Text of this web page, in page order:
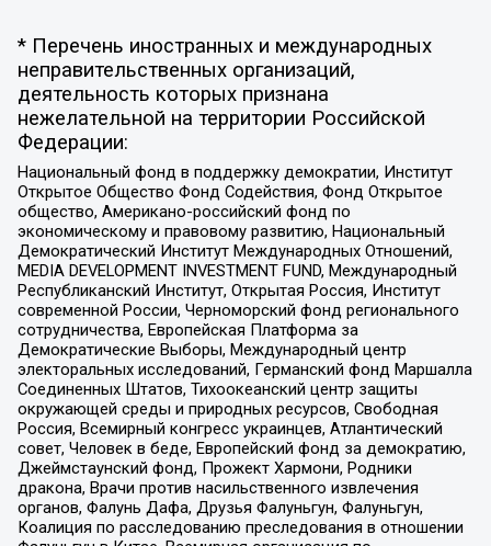
* Перечень иностранных и международных
неправительственных организаций,
деятельность которых признана
нежелательной на территории Российской
Федерации:
Национальный фонд в поддержку демократии, Институт
Открытое Общество Фонд Содействия, Фонд Открытое
общество, Американо-российский фонд по
экономическому и правовому развитию, Национальный
Демократический Институт Международных Отношений,
MEDIA DEVELOPMENT INVESTMENT FUND, Международный
Республиканский Институт, Открытая Россия, Институт
современной России, Черноморский фонд регионального
сотрудничества, Европейская Платформа за
Демократические Выборы, Международный центр
электоральных исследований, Германский фонд Маршалла
Соединенных Штатов, Тихоокеанский центр защиты
окружающей среды и природных ресурсов, Свободная
Россия, Всемирный конгресс украинцев, Атлантический
совет, Человек в беде, Европейский фонд за демократию,
Джеймстаунский фонд, Прожект Хармони, Родники
дракона, Врачи против насильственного извлечения
органов, Фалунь Дафа, Друзья Фалуньгун, Фалуньгун,
Коалиция по расследованию преследования в отношении